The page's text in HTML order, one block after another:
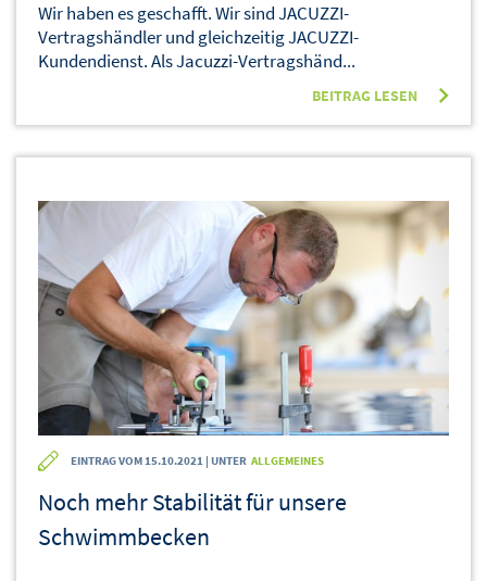
Wir haben es geschafft. Wir sind JACUZZI-
Vertragshändler und gleichzeitig JACUZZI-
Kundendienst. Als Jacuzzi-Vertragshänd...
BEITRAG LESEN
EINTRAG VOM 15.10.2021 | UNTER ALLGEMEINES
Noch mehr Stabilität für unsere
Schwimmbecken